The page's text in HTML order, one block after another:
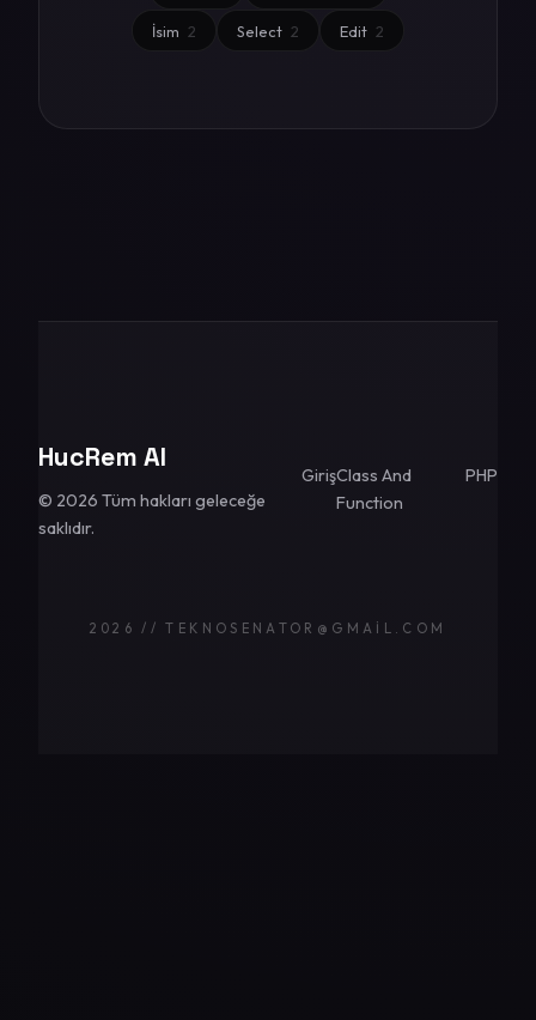
İsim 2 Select 2 Edit 2
HucRem AI
© 2026 Tüm hakları geleceğe
saklıdır.
GirişClass And
Function
PHP
2026 // TEKNOSENATOR@GMAIL.COM